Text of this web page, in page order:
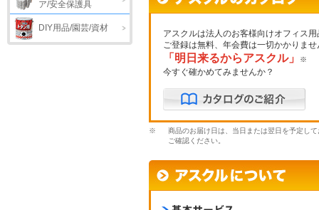
ア/安全保護具
DIY用品/園芸/資材
アスクルは法人のお客様向けオフィス
ご登録は無料、年会費は一切かかりませ
「明日来るからアスクル」 ※
今すぐ確かめてみませんか？
※
商品のお届け日は、当日または翌日を予定し
ご確認ください。